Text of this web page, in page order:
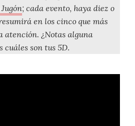
; cada evento, haya diez o
en los cinco que más
atención. ¿Notas alguna
cuáles son tus 5D.